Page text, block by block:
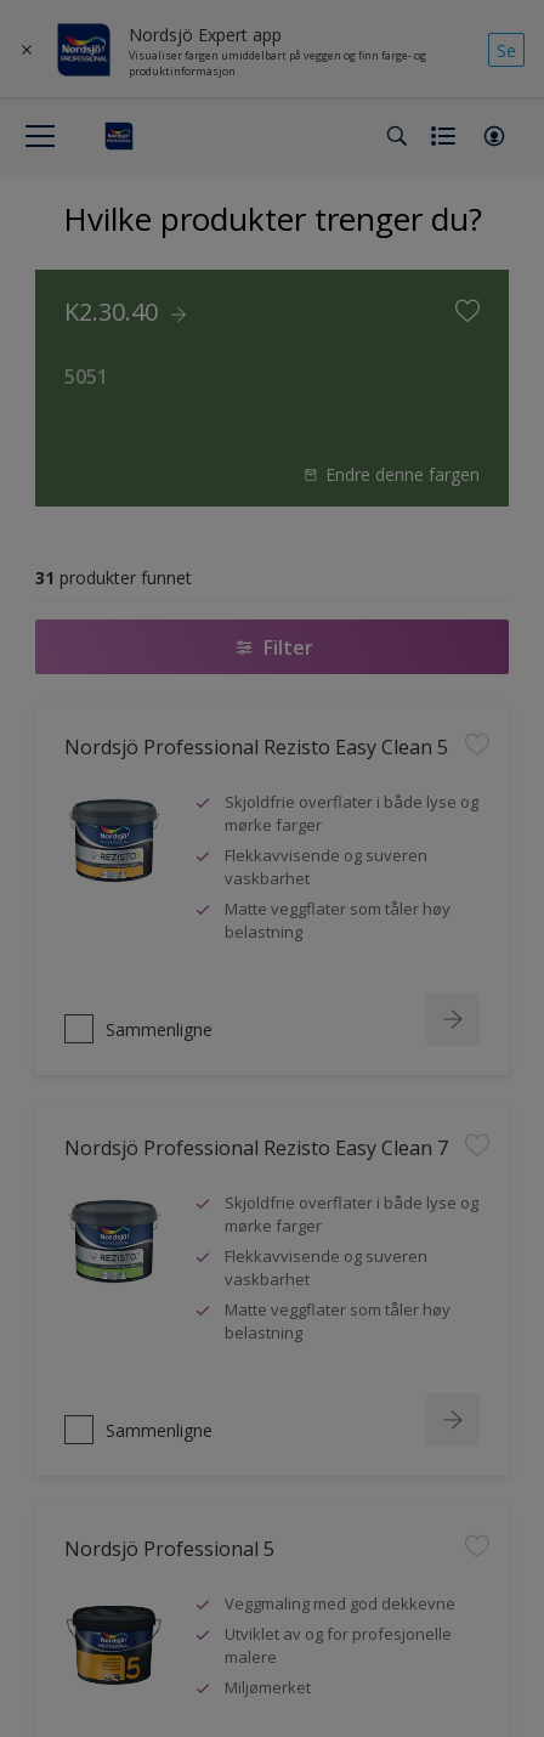
Nordsjö Expert app
Visualiser fargen umiddelbart på veggen og finn farge- og
produktinformasjon
Se
Hvilke produkter trenger du?
K2.30.40
5051
Endre denne fargen
31 produkter funnet
Filter
Nordsjö Professional Rezisto Easy Clean 5
Skjoldfrie overflater i både lyse og
mørke farger
Flekkavvisende og suveren
vaskbarhet
Matte veggflater som tåler høy
belastning
Sammenligne
Nordsjö Professional Rezisto Easy Clean 7
Skjoldfrie overflater i både lyse og
mørke farger
Flekkavvisende og suveren
vaskbarhet
Matte veggflater som tåler høy
belastning
Sammenligne
Nordsjö Professional 5
Veggmaling med god dekkevne
Utviklet av og for profesjonelle
malere
Miljømerket